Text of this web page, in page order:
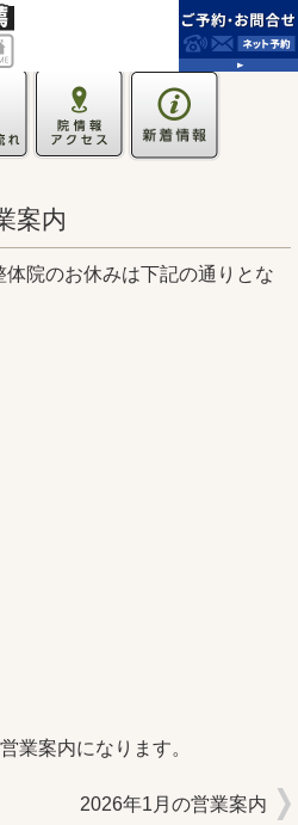
案内
院のお休みは下記の通りとな
業案内になります。
2026年1月の営業案内